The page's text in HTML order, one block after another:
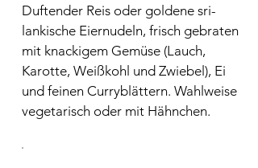
Duftender Reis oder goldene sri-
lankische Eiernudeln, frisch gebraten
mit knackigem Gemüse (Lauch,
Karotte, Weißkohl und Zwiebel), Ei
und feinen Curryblättern. Wahlweise
vegetarisch oder mit Hähnchen.